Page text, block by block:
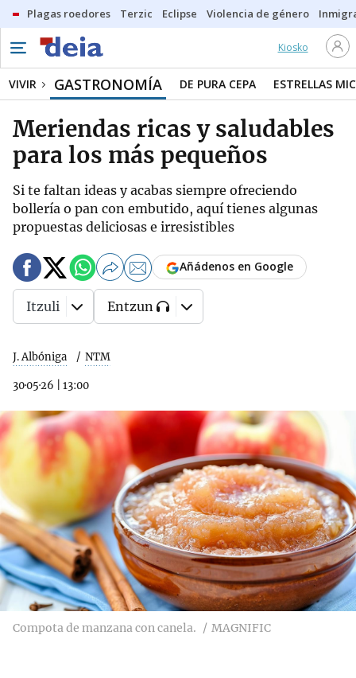
Plagas roedores Terzic Eclipse Violencia de género
Kiosko
VIVIR GASTRONOMÍA DE PURA CEPA ESTRELLAS
Meriendas ricas y saludables
para los más pequeños
Si te faltan ideas y acabas siempre ofreciendo
bollería o pan con embutido, aquí tienes algunas
propuestas deliciosas e irresistibles
J. Albóniga NTM
30·05·26 13:00
Añádenos en Google
Itzuli Entzun
Compota de manzana con canela. MAGNIFIC